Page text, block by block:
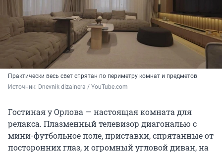
Практически весь свет спрятан по периметру комнат и предметов
Источник: Dnevnik dizainera / YouTube.com
Гостиная у Орлова — настоящая комната для
релакса. Плазменный телевизор диагональю с
мини-футбольное поле, приставки, спрятанные от
посторонних глаз, и огромный угловой диван, на